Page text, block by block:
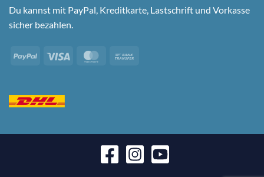
Du kannst mit PayPal, Kreditkarte, Lastschrift und Vorkasse
sicher bezahlen.
PayPal Visa MasterCard